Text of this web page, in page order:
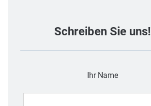
Schreiben Sie uns!
Ihr Name